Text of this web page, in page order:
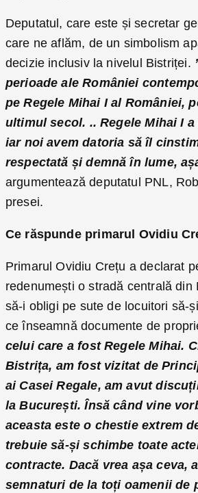
Deputatul, care este și secretar
care ne aflăm, de un simbolism
decizie inclusiv la nivelul Bistriței.
perioade ale României
pe Regele Mihai I al României,
ultimul secol. .. Regele Mihai I
iar noi avem datoria să îl
respectată și demnă în lume,
argumentează deputatul PNL,
presei.
Ce răspunde primarul Ovidiu
Primarul Ovidiu Crețu a declarat
redenumești o stradă centrală
să-i obligi pe sute de locuitori să-
ce înseamnă documente de
celui care a fost Regele Mihai.
Bistrița, am fost vizitat de
ai Casei Regale, am avut
la București. Însă când vine
aceasta este o chestie extrem
trebuie să-și schimbe toate
contracte. Dacă vrea așa ceva,
semnaturi de la toți oamenii de